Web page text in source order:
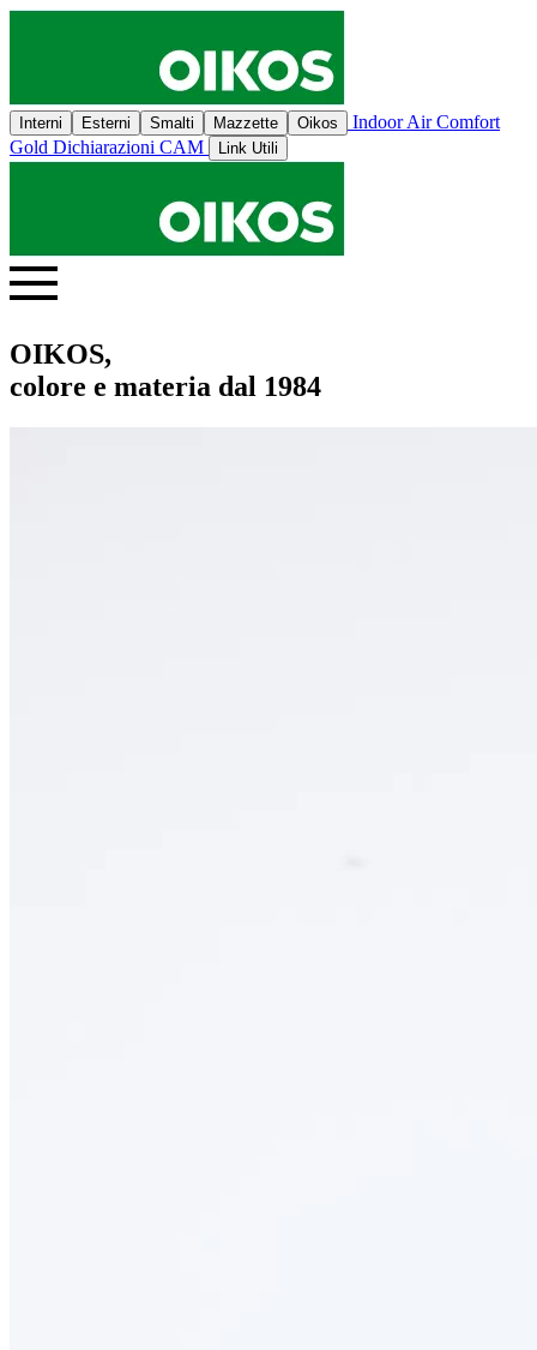
Interni Esterni Smalti Mazzette Oikos
Indoor Air Comfort
Gold Dichiarazioni CAM Link Utili
OIKOS,
colore e materia dal 1984